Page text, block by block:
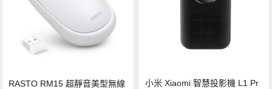
RASTO RM15 超靜音美型無線
小米 Xiaomi 智慧投影機 L1 Pr